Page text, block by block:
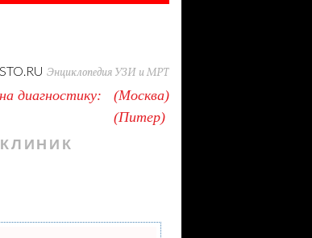
Энциклопедия УЗИ и МРТ
диагностику:
Москва
Питер